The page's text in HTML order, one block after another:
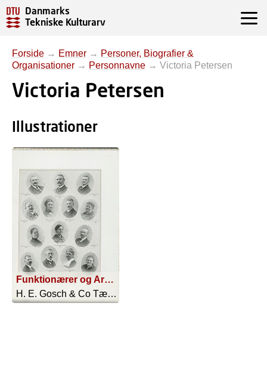
Danmarks
Tekniske Kulturarv
Forside → Emner → Personer, Biografier &
Organisationer → Personnavne → Victoria Petersen
Victoria Petersen
Illustrationer
Funktionærer og Arbejdere som allerede var ansatte i 1898 OG ENDNU VIRKER I SELSKABETS TjENESTE
H. E. Gosch & Co Tændstikfabrikker - 1923